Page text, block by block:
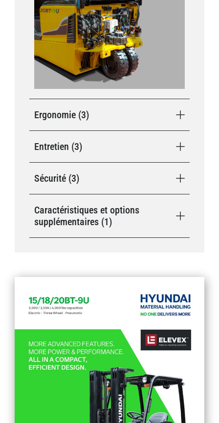
Ergonomie (3)
Entretien (3)
Sécurité (3)
Caractéristiques et options
supplémentaires (1)